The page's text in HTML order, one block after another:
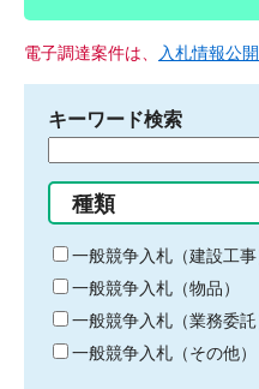
電子調達案件は、 入札情報公
キーワード検索
る
キ
ー
ワ
ー
ド
種類
一般競争入札（建設工事
一般競争入札（物品）
一般競争入札（業務委託
一般競争入札（その他）